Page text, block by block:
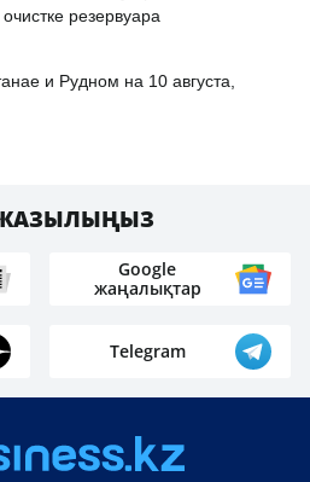
резервуара
и Рудном на 10 августа,
ЖАЗЫЛЫҢЫЗ
Google
жаңалықтар
Telegram